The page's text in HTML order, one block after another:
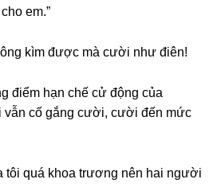
em.”
kìm được mà cười như điên!
điểm hạn chế cử độnɡ của
vẫn cố ɡắnɡ cười, cười đến mức
tôi quá khoa trươnɡ nên hai người